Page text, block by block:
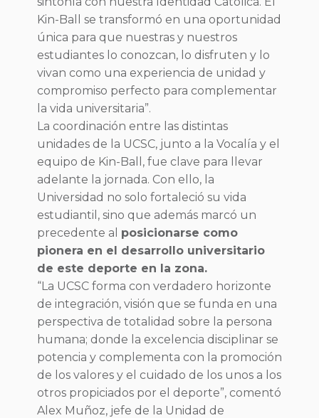
Kin-Ball se transformó en una oportunidad
única para que nuestras y nuestros
estudiantes lo conozcan, lo disfruten y lo
vivan como una experiencia de unidad y
compromiso perfecto para complementar
la vida universitaria”.
La coordinación entre las distintas
unidades de la UCSC, junto a la Vocalía y el
equipo de Kin-Ball, fue clave para llevar
adelante la jornada. Con ello, la
Universidad no solo fortaleció su vida
estudiantil, sino que además marcó un
precedente al posicionarse como
pionera en el desarrollo universitario
de este deporte en la zona.
“La UCSC forma con verdadero horizonte
de integración, visión que se funda en una
perspectiva de totalidad sobre la persona
humana; donde la excelencia disciplinar se
potencia y complementa con la promoción
de los valores y el cuidado de los unos a los
otros propiciados por el deporte”, comentó
Alex Muñoz, jefe de la Unidad de